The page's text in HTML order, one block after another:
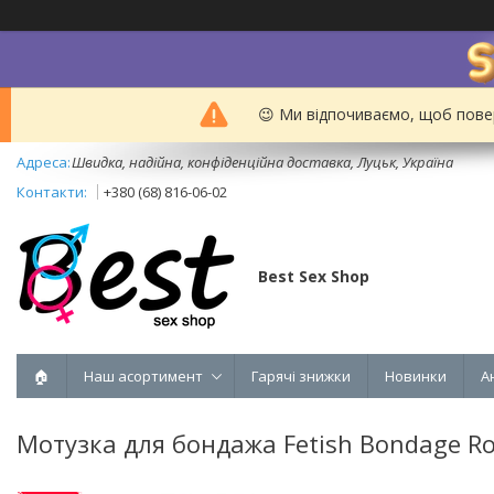
😉 Ми відпочиваємо, щоб
Швидка, надійна, конфіденційна доставка, Луцьк, Україна
+380 (68) 816-06-02
Best Sex Shop
🏠 Наш асортимент Гарячі знижки Новинки
Мотузка для бондажа Fetish Bondage